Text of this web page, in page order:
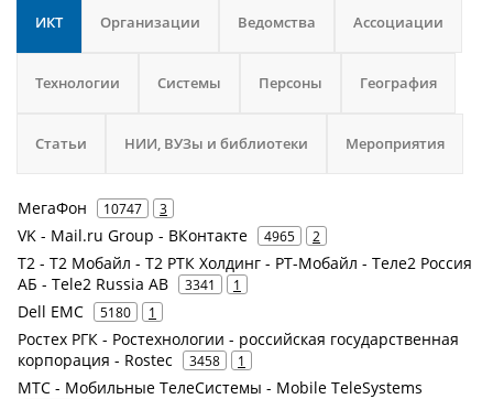
ИКТ Организации Ведомства Ассоциации
Технологии Системы Персоны География
Статьи НИИ, ВУЗы и библиотеки Мероприятия
МегаФон 10747 3
VK - Mail.ru Group - ВКонтакте 4965 2
Т2 - Т2 Мобайл - Т2 РТК Холдинг - РТ-Мобайл - Теле2 Россия
АБ - Tele2 Russia AB
3341 1
Dell EMC 5180 1
Ростех РГК - Ростехнологии - российская государственная
корпорация - Rostec
3458 1
МТС - Мобильные ТелеСистемы - Mobile TeleSystems